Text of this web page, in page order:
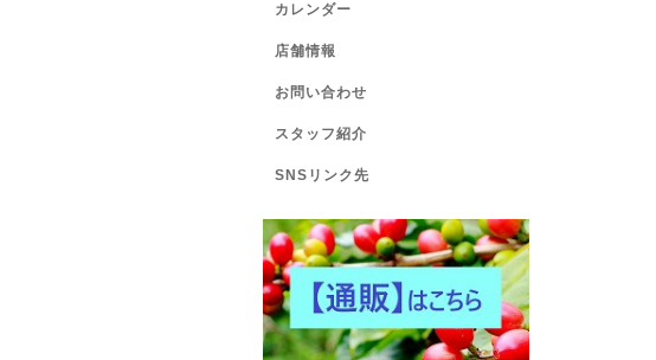
カレンダー
店舗情報
お問い合わせ
スタッフ紹介
SNSリンク先